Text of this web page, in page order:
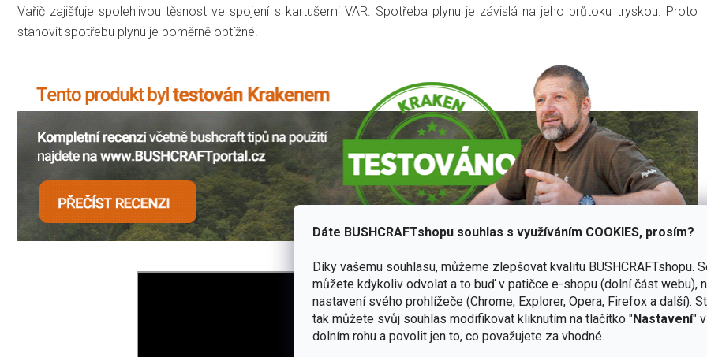
Dáte BUSHCRAFTshopu souhlas s využíváním COOKIES, prosím?
Díky vašemu souhlasu, můžeme zlepšovat kvalitu BUSHCRAFTshopu.
můžete kdykoliv odvolat a to buď v patičce e-shopu (dolní část webu),
nastavení svého prohlížeče (Chrome, Explorer, Opera, Firefox a další).
tak můžete svůj souhlas modifikovat kliknutím na tlačítko "Nastavení"
dolním rohu a povolit jen to, co považujete za vhodné.
Vařič zajišťuje spolehlivou těsnost ve spojení s kartušemi VAR. Spotřeba plynu je závislá na jeho průtoku tryskou. Proto
stanovit spotřebu plynu je poměrně obtížné.